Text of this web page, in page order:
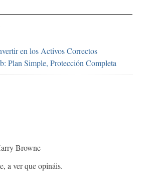
en los Activos Correctos
Plan Simple, Protección Completa
Browne
a ver que opináis.